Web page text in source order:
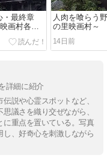
・最終章
画村各ロ
人肉を喰らう
の里映画村～
14日前
詳細に紹介
説や心霊スポットなど、
議さを織り交ぜながら、
に重点を置いている。写真
、好奇心を刺激しながら